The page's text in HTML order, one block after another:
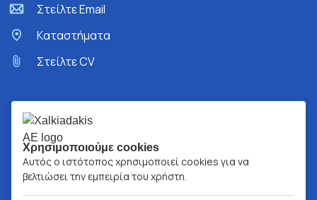
Στείλτε Email
Kαταστήματα
Στείλτε CV
Χρησιμοποιούμε cookies
Αυτός ο ιστότοπος χρησιμοποιεί cookies για να
βελτιώσει την εμπειρία του χρήστη.